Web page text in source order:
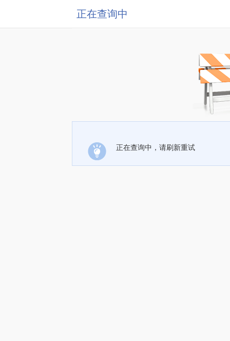
正在查询中
正在查询中，请刷新重试